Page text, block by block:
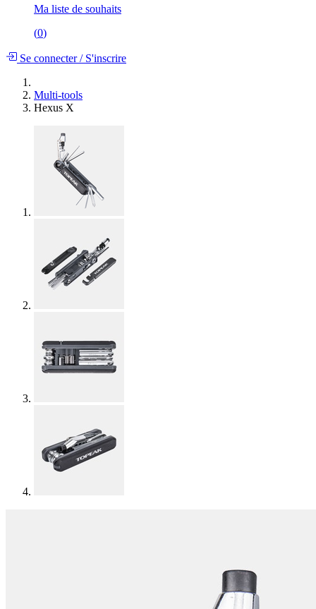
Ma liste de souhaits
(0)
Se connecter/S'inscrire
Multi-tools
Hexus X